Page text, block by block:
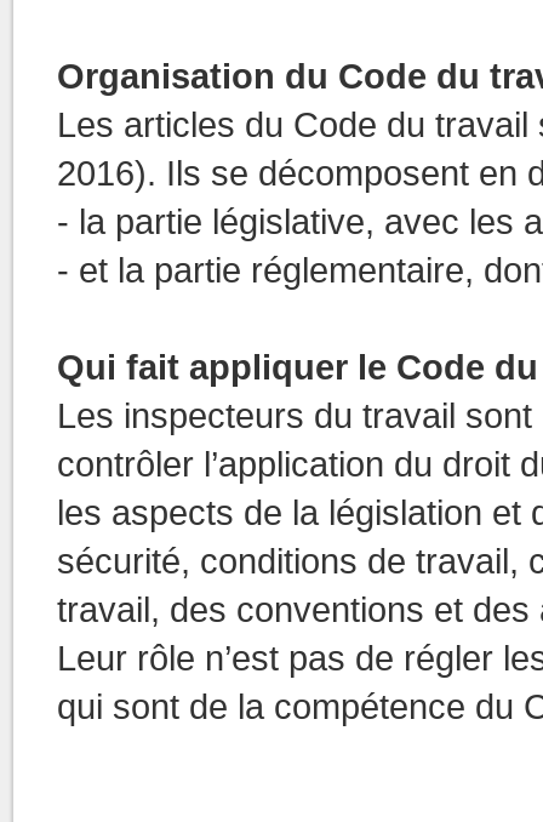
Organisation du Code du
Les articles du Code du
2016). Ils se décomposent en
- la partie législative, avec les
- et la partie réglementaire,
Qui fait appliquer le Code
Les inspecteurs du travail
contrôler l’application du droit
les aspects de la législation et
sécurité, conditions de travail,
travail, des conventions et
Leur rôle n’est pas de régler
qui sont de la compétence du